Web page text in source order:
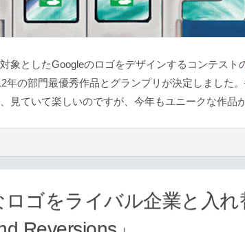
象としたGoogleのロゴをデザインするコンテスト
年の部門最優秀作品とグランプリが決定しました
見ていて楽しいのですが、今年もユニークな作品
ロゴをライバル企業と入れ